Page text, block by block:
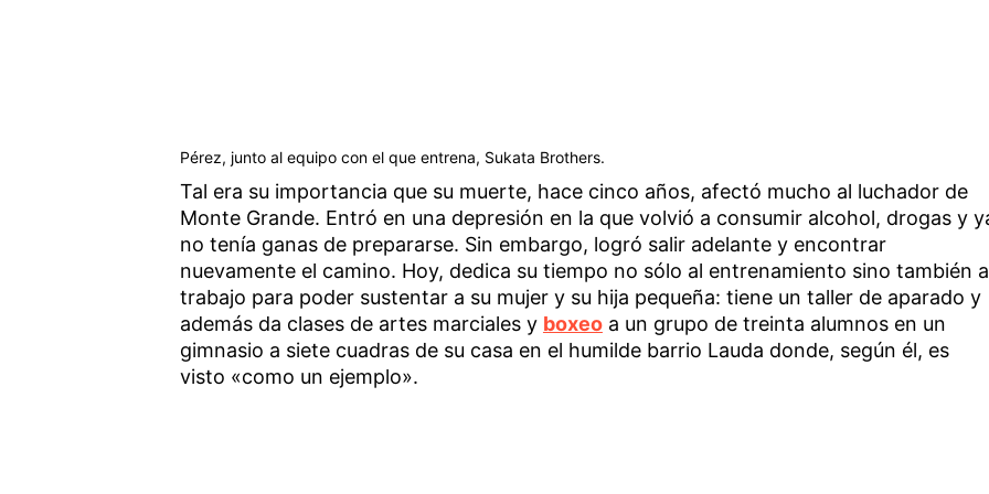
Pérez, junto al equipo con el que entrena, Sukata Brothers.
Tal era su importancia que su muerte, hace cinco años, afectó mucho al luchador de
Monte Grande. Entró en una depresión en la que volvió a consumir alcohol, drogas y
no tenía ganas de prepararse. Sin embargo, logró salir adelante y encontrar
nuevamente el camino. Hoy, dedica su tiempo no sólo al entrenamiento sino también
trabajo para poder sustentar a su mujer y su hija pequeña: tiene un taller de aparado y
además da clases de artes marciales y boxeoa un grupo de treinta alumnos en un
gimnasio a siete cuadras de su casa en el humilde barrio Lauda donde, según él, es
visto «como un ejemplo».